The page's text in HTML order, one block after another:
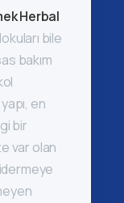
Herbal
bile
bakım
en
bir
var olan